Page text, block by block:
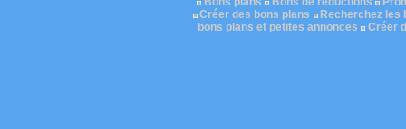
Créer des bons plans
Recherchez les
bons plans et petites annonces
Créer